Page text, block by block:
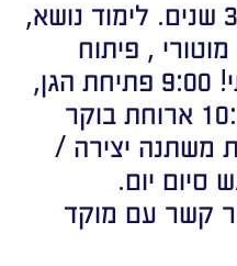
לגילאי 10 חודשים עד 3 שנים. לימוד נושא,
, פיתוח
קוגניטיבי ומפגש חברתי! 9:00 פתיחת הגן,
10:00 מפגש בוקר, 10:30 ארוחת בוקר
פעילות משתנה יצירה /
קשר עם מוקד